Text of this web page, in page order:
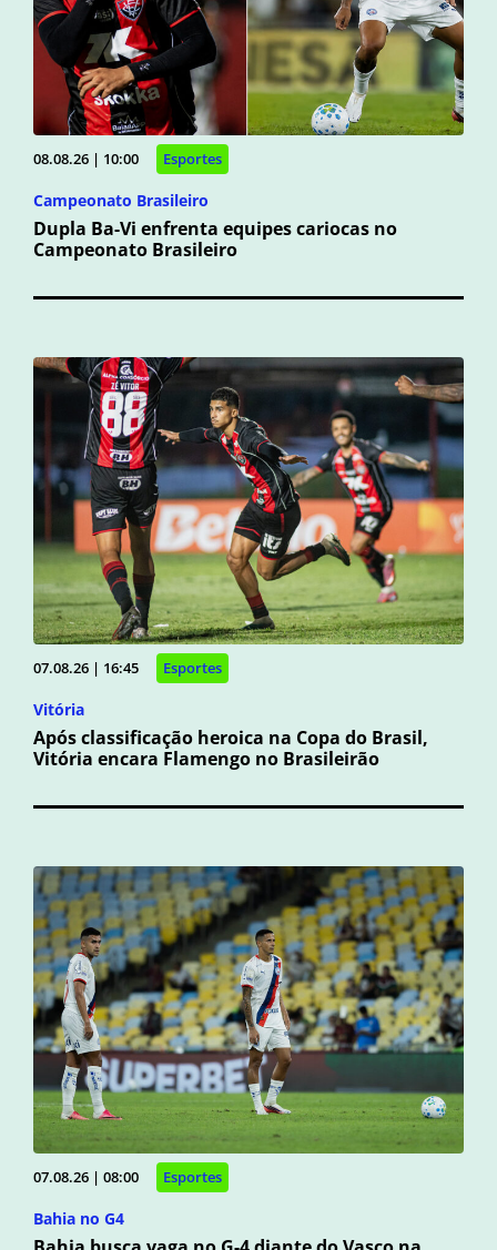
08.08.26 | 10:00 Esportes
Campeonato Brasileiro
Dupla Ba-Vi enfrenta equipes cariocas no
Campeonato Brasileiro
07.08.26 | 16:45 Esportes
Vitória
Após classificação heroica na Copa do Brasil,
Vitória encara Flamengo no Brasileirão
07.08.26 | 08:00 Esportes
Bahia no G4